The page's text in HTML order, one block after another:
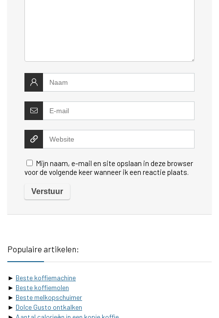
Mijn naam, e-mail en site opslaan in deze browser
voor de volgende keer wanneer ik een reactie plaats.
Populaire artikelen:
► Beste koffiemachine
► Beste koffiemolen
► Beste melkopschuimer
► Dolce Gusto ontkalken